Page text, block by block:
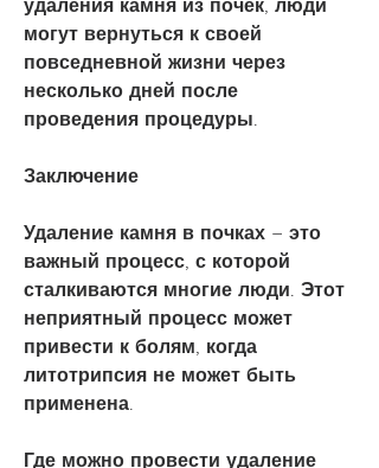
удаления камня из почек, люди
могут вернуться к своей
повседневной жизни через
несколько дней после
проведения процедуры.
Заключение
Удаление камня в почках – это
важный процесс, с которой
сталкиваются многие люди. Этот
неприятный процесс может
привести к болям, когда
литотрипсия не может быть
применена.
Где можно провести удаление